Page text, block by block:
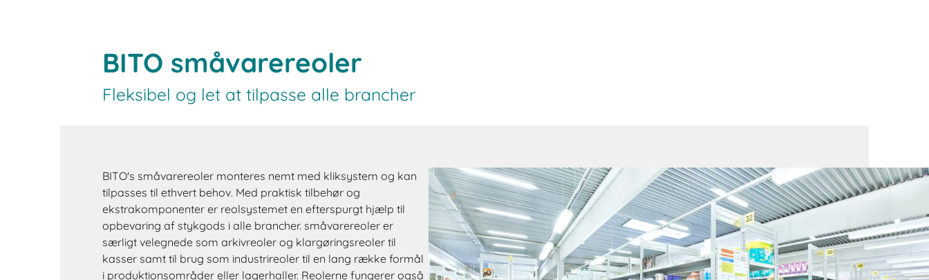
BITO småvarereoler
Fleksibel og let at tilpasse alle brancher
BITO's småvarereoler monteres nemt med kliksystem og kan
tilpasses til ethvert behov. Med praktisk tilbehør og
ekstrakomponenter er reolsystemet en efterspurgt hjælp til
opbevaring af stykgods i alle brancher. småvarereoler er
særligt velegnede som arkivreoler og klargøringsreoler til
kasser samt til brug som industrireoler til en lang række formål
i produktionsområder eller lagerhaller. Reolerne fungerer også